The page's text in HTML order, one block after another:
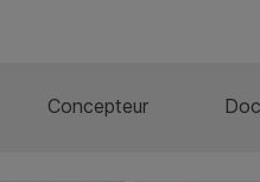
Concepteur